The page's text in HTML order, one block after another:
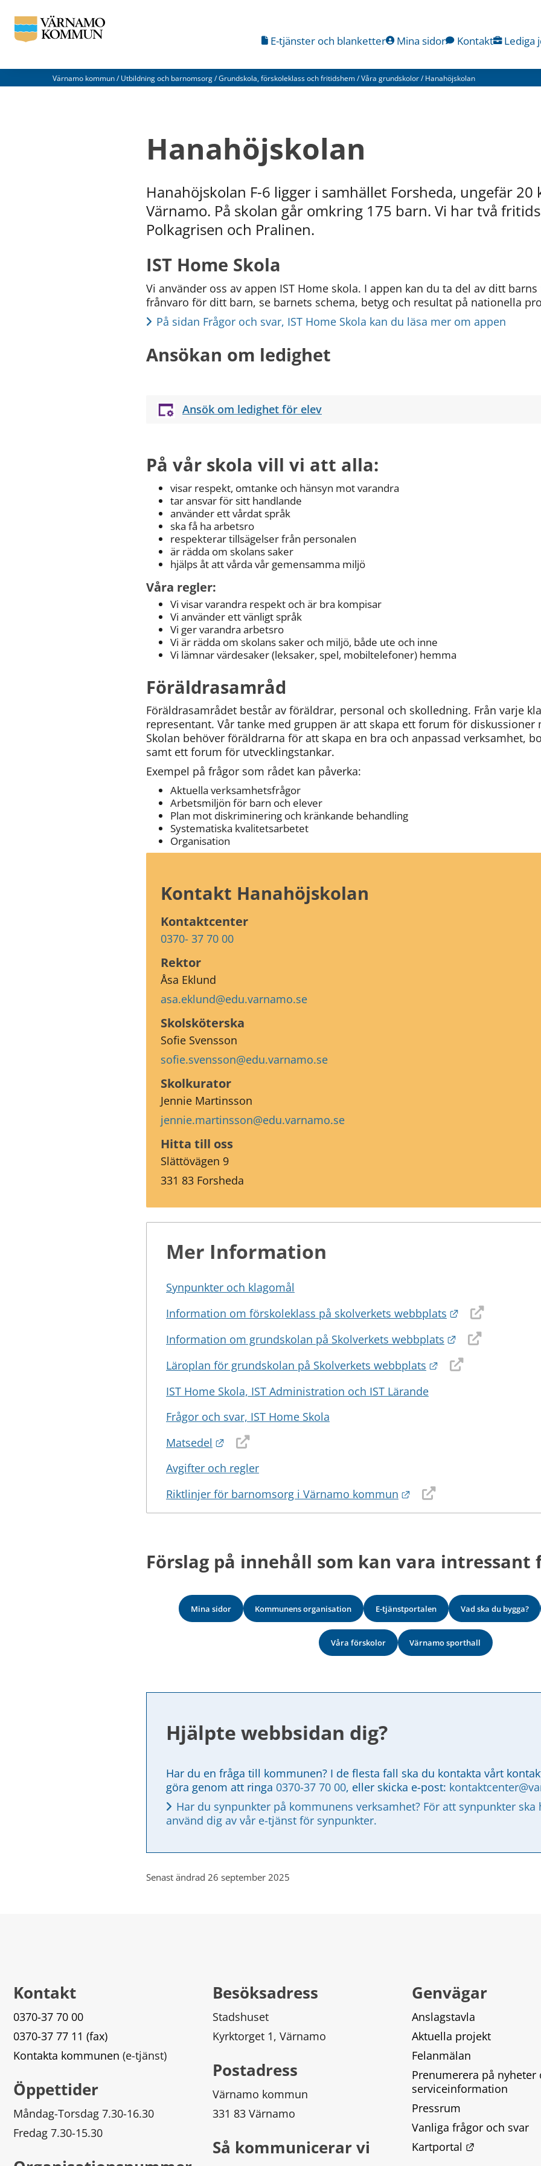
E-tjänster och blanketter Mina sidor Kontakt Lediga
Värnamo kommun/ Utbildning och barnomsorg/Grundskola, förskoleklass och fritidshem/Våra grundskolor/ Hanahöjskolan
Hanahöjskolan
Hanahöjskolan F-6 ligger i samhället Forsheda, ungefär
Värnamo. På skolan går omkring 175 barn. Vi har två
Polkagrisen och Pralinen.
IST Home Skola
Vi använder oss av appen IST Home skola. I appen kan du ta del av ditt
frånvaro för ditt barn, se barnets schema, betyg och resultat på nationella
På sidan Frågor och svar, IST Home Skola kan du läsa mer om appen
Ansökan om ledighet
Ansök om ledighet för elev
På vår skola vill vi att alla:
visar respekt, omtanke och hänsyn mot varandra
tar ansvar för sitt handlande
använder ett vårdat språk
ska få ha arbetsro
respekterar tillsägelser från personalen
är rädda om skolans saker
hjälps åt att vårda vår gemensamma miljö
Våra regler:
Vi visar varandra respekt och är bra kompisar
Vi använder ett vänligt språk
Vi ger varandra arbetsro
Vi är rädda om skolans saker och miljö, både ute och inne
Vi lämnar värdesaker (leksaker, spel, mobiltelefoner) hemma
Föräldrasamråd
Föräldrasamrådet består av föräldrar, personal och skolledning. Från varje
representant. Vår tanke med gruppen är att skapa ett forum för diskussioner
Skolan behöver föräldrarna för att skapa en bra och anpassad verksamhet,
samt ett forum för utvecklingstankar.
Exempel på frågor som rådet kan påverka:
Aktuella verksamhetsfrågor
Arbetsmiljön för barn och elever
Plan mot diskriminering och kränkande behandling
Systematiska kvalitetsarbetet
Organisation
Kontakt Hanahöjskolan
Kontaktcenter
0370- 37 70 00
Rektor
Åsa Eklund
asa.eklund@edu.varnamo.se
Skolsköterska
Sofie Svensson
sofie.svensson@edu.varnamo.se
Skolkurator
Jennie Martinsson
jennie.martinsson@edu.varnamo.se
Hitta till oss
Slättövägen 9
331 83 Forsheda
Mer Information
Synpunkter och klagomål
Information om förskoleklass på skolverkets webbplats
Länk till annan
Information om grundskolan på Skolverkets webbplats
Länk till annan
Läroplan för grundskolan på Skolverkets webbplats
Länk till annan
IST Home Skola, IST Administration och IST Lärande
Frågor och svar, IST Home Skola
Matsedel
Länk till annan webbplats.
Avgifter och regler
Riktlinjer för barnomsorg i Värnamo kommun
Länk till annan webbplats.
Förslag på innehåll som kan vara intressant
Mina sidor Kommunens organisation E-tjänstportalen Vad ska du bygga?
Våra förskolor Värnamo sporthall
Hjälpte webbsidan dig?
Har du en fråga till kommunen? I de flesta fall ska du kontakta vårt
göra genom att ringa 0370-37 70 00, eller skicka e-post:
Har du synpunkter på kommunens verksamhet? För att synpunkter ska
använd dig av vår e-tjänst för synpunkter.
kan
vi
på
den
här
*
(obligatorisk)
Hur
kan
bättre
till
sidan
bifogas
meddelandet.
Senast ändrad 26 september 2025
Kontakt
0370-37 70 00
0370-37 77 11 (fax)
Kontakta kommunen (e-tjänst)
Öppettider
Måndag-Torsdag 7.30-16.30
Fredag 7.30-15.30
Besöksadress
Stadshuset
Kyrktorget 1, Värnamo
Postadress
Värnamo kommun
331 83 Värnamo
Så kommunicerar vi
Genvägar
Anslagstavla
Aktuella projekt
Felanmälan
Prenumerera på nyheter
serviceinformation
Pressrum
Vanliga frågor och svar
Kartportal